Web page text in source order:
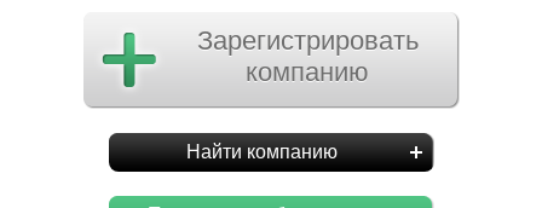
Зарегистрировать
компанию
Найти компанию